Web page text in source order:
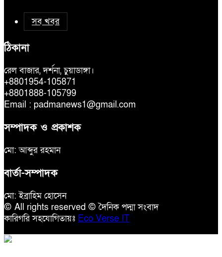
সব খবর
ঠিকানা
রেল বাজার, দর্শনা, চুয়াডাঙ্গা।
+8801954-105871
+8801888-105799
Email : padmanews1@gmail.com
সম্পাদক ও প্রকাশক
মো: আব্দুর রহমান
বার্তা-সম্পাদক
মো: ইব্রাহিম হোসেন
© All rights reserved © দৈনিক পদ্মা সংবাদ
কারিগরি সহযোগিতায়ঃ Eco Verse IT